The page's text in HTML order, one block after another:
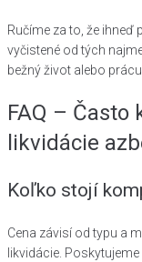
Ručíme za to, že
vyčistené od tých
bežný život alebo
FAQ – Často
likvidácie
Koľko stojí
Cena závisí od typu a
likvidácie.